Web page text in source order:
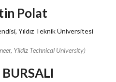
Polat
Yıldız Teknik Üniversitesi
Yildiz Technical University)